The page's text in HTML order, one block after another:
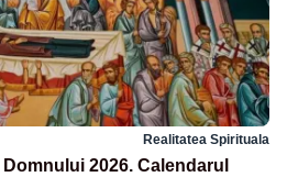
Realitatea Spirituala
2026. Calendarul